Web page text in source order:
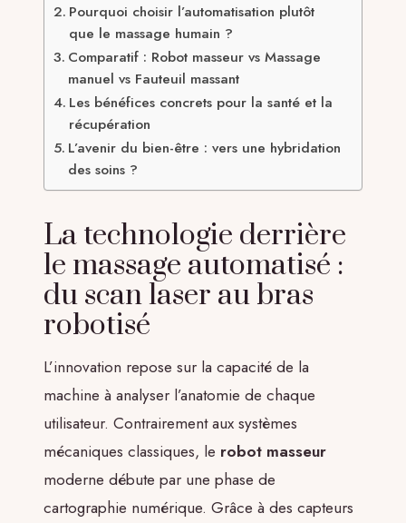
Pourquoi choisir l’automatisation plutôt
que le massage humain ?
Comparatif : Robot masseur vs Massage
manuel vs Fauteuil massant
Les bénéfices concrets pour la santé et la
récupération
L’avenir du bien-être : vers une hybridation
des soins ?
La technologie derrière
le massage automatisé :
du scan laser au bras
robotisé
L’innovation repose sur la capacité de la
machine à analyser l’anatomie de chaque
utilisateur. Contrairement aux systèmes
mécaniques classiques, le robot masseur
moderne débute par une phase de
cartographie numérique. Grâce à des capteurs